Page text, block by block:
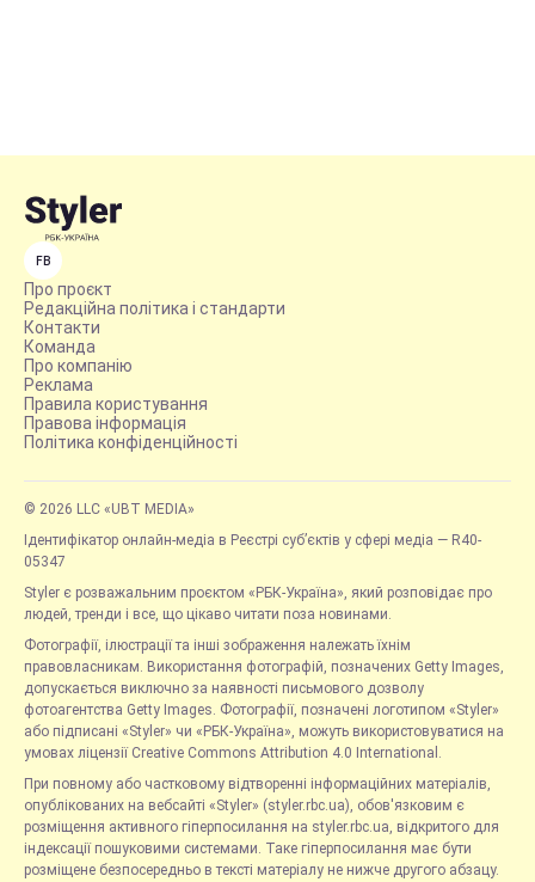
FB
Про проєкт
Редакційна політика і стандарти
Контакти
Команда
Про компанію
Реклама
Правила користування
Правова інформація
Політика конфіденційності
© 2026 LLC «UBT MEDIA»
Ідентифікатор онлайн-медіа в Реєстрі суб’єктів у сфері медіа — R40-
05347
Styler є розважальним проєктом «РБК-Україна», який розповідає про
людей, тренди і все, що цікаво читати поза новинами.
Фотографії, ілюстрації та інші зображення належать їхнім
правовласникам. Використання фотографій, позначених Getty Images,
допускається виключно за наявності письмового дозволу
фотоагентства Getty Images. Фотографії, позначені логотипом «Styler»
або підписані «Styler» чи «РБК-Україна», можуть використовуватися на
умовах ліцензії Creative Commons Attribution 4.0 International.
При повному або частковому відтворенні інформаційних матеріалів,
опублікованих на вебсайті «Styler» (styler.rbc.ua), обов'язковим є
розміщення активного гіперпосилання на styler.rbc.ua, відкритого для
індексації пошуковими системами. Таке гіперпосилання має бути
розміщене безпосередньо в тексті матеріалу не нижче другого абзацу.